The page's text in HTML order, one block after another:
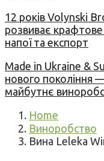
12 років Volynski
розвиває крафтове
напої та експорт
Made in Ukraine &
нового покоління
майбутнє
Home
Виноробство
Вина Leleka